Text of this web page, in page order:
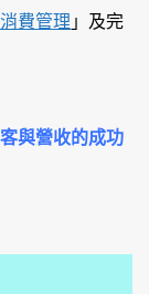
費管理 」及完
與營收的成功